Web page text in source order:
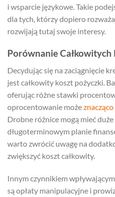
i wsparcie językowe. Takie
dla tych, którzy dopiero
rozwijają tutaj swoje interesy.
Porównanie Całkowitych
Decydując się na zaciągnięcie
jest całkowity koszt pożyczki.
oferując różne stawki
oprocentowanie może
Drobne różnice mogą mieć
długoterminowym planie
warto zwrócić uwagę na
zwiększyć koszt całkowity.
Innym czynnikiem
są opłaty manipulacyjne i